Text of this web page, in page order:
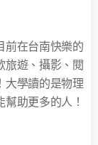
前在台南快樂的
旅遊、攝影、閱
大學讀的是物理
助更多的人！